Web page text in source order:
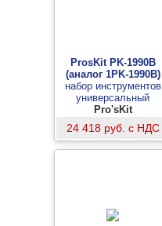
ProsKit PK-1990B
(аналог 1PK-1990B)
набор инструментов
универсальный
Pro'sKit
24 418 руб. с НДС